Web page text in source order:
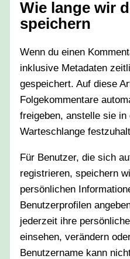
Wie lange wir
speichern
Wenn du einen
inklusive Metadaten
gespeichert. Auf diese
Folgekommentare
freigeben, anstelle sie in
Warteschlange
Für Benutzer, die sich
registrieren, speichern
persönlichen
Benutzerprofilen
jederzeit ihre
einsehen, verändern
Benutzername kann